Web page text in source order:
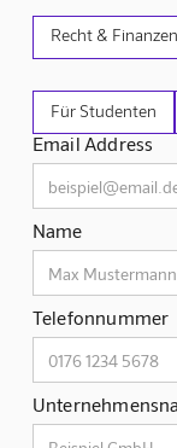
Recht & Finanzen
Für Studenten
Email Address
Name
Telefonnummer